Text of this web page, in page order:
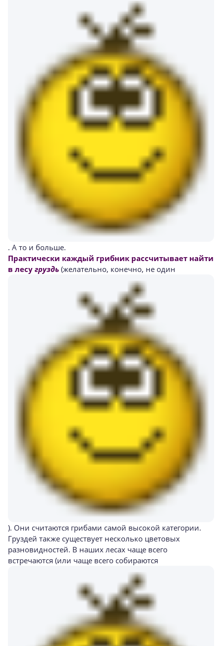
. А то и больше.
Практически каждый грибник рассчитывает найти
в лесу груздь (желательно, конечно, не один
). Они считаются грибами самой высокой категории.
Груздей также существует несколько цветовых
разновидностей. В наших лесах чаще всего
встречаются (или чаще всего собираются